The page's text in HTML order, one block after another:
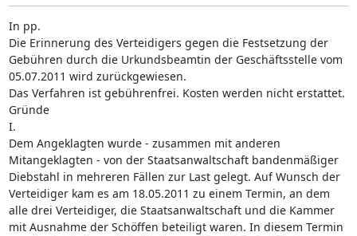
In pp.
Die Erinnerung des Verteidigers gegen die Festsetzung der
Gebühren durch die Urkundsbeamtin der Geschäftsstelle vom
05.07.2011 wird zurückgewiesen.
Das Verfahren ist gebührenfrei. Kosten werden nicht erstattet.
Gründe
I.
Dem Angeklagten wurde - zusammen mit anderen
Mitangeklagten - von der Staatsanwaltschaft bandenmäßiger
Diebstahl in mehreren Fällen zur Last gelegt. Auf Wunsch der
Verteidiger kam es am 18.05.2011 zu einem Termin, an dem
alle drei Verteidiger, die Staatsanwaltschaft und die Kammer
mit Ausnahme der Schöffen beteiligt waren. In diesem Termin